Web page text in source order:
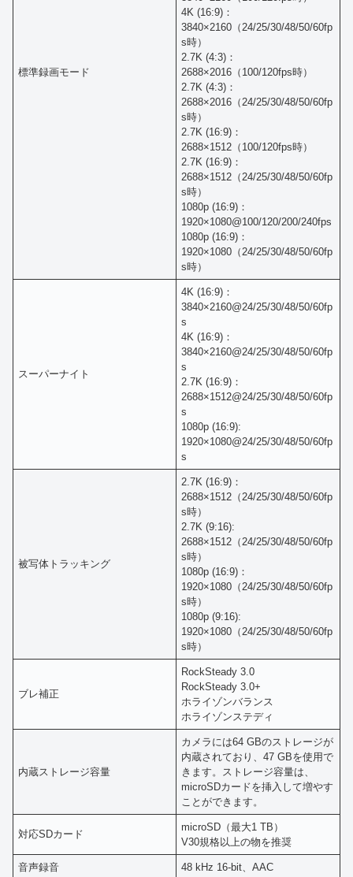
標準録画モード
4K (16:9)：
3840×2160（24/25/30/48/50/60fp
s時）
2.7K (4:3)：
2688×2016（100/120fps時）
2.7K (4:3)：
2688×2016（24/25/30/48/50/60fp
s時）
2.7K (16:9)：
2688×1512（100/120fps時）
2.7K (16:9)：
2688×1512（24/25/30/48/50/60fp
s時）
1080p (16:9)：
1920×1080@100/120/200/240fps
1080p (16:9)：
1920×1080（24/25/30/48/50/60fp
s時）
スーパーナイト
4K (16:9)：
3840×2160@24/25/30/48/50/60fp
s
4K (16:9)：
3840×2160@24/25/30/48/50/60fp
s
2.7K (16:9)：
2688×1512@24/25/30/48/50/60fp
s
1080p (16:9):
1920×1080@24/25/30/48/50/60fp
s
被写体トラッキング
2.7K (16:9)：
2688×1512（24/25/30/48/50/60fp
s時）
2.7K (9:16):
2688×1512（24/25/30/48/50/60fp
s時）
1080p (16:9)：
1920×1080（24/25/30/48/50/60fp
s時）
1080p (9:16):
1920×1080（24/25/30/48/50/60fp
s時）
ブレ補正
RockSteady 3.0
RockSteady 3.0+
ホライゾンバランス
ホライゾンステディ
内蔵ストレージ容量
カメラには64 GBのストレージが
内蔵されており、47 GBを使用で
きます。ストレージ容量は、
microSDカードを挿入して増やす
ことができます。
対応SDカード
microSD（最大1 TB）
V30規格以上の物を推奨
音声録音 48 kHz 16-bit、AAC